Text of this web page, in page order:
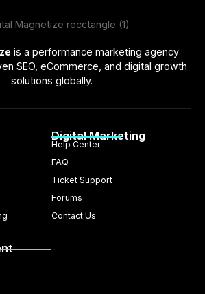
is a performance marketing agency
SEO, eCommerce, and digital growth
solutions globally.
Digital Marketing
Help Center
FAQ
Ticket Support
Forums
Contact Us